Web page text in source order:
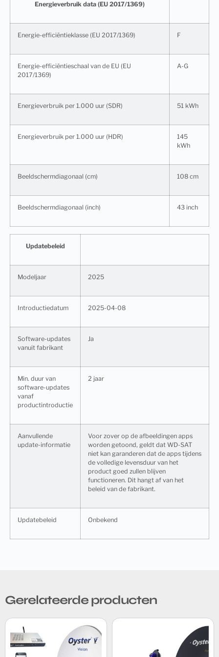
Energieverbruik data (EU 2017/1369)
Energie-efficiëntieklasse (EU 2017/1369) F
Energie-efficiëntieschaal van de EU (EU
2017/1369)
A-G
Energieverbruik per 1.000 uur (SDR) 51 kWh
Energieverbruik per 1.000 uur (HDR)
145
kWh
Beeldschermdiagonaal (cm) 108 cm
Beeldschermdiagonaal (inch) 43 inch
Updatebeleid
Modeljaar 2025
Introductiedatum 2025-04-08
Software-updates
vanuit fabrikant
Ja
Min. duur van
software-updates
vanaf
productintroductie
2 jaar
Aanvullende
update-informatie
Voor zover op de afbeeldingen apps
worden getoond, geldt dat WD-SAT
niet kan garanderen dat de apps tijdens
de volledige levensduur van het
product goed zullen blijven
functioneren. Dit hangt af van het
beleid van de fabrikant.
Updatebeleid Onbekend
Gerelateerde producten